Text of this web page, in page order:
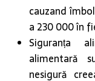
cauzand
a 230 000 în
Siguranța
alimentară
nesigură